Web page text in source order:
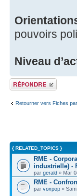
pouvoirs
Niveau
Répondre
Retourner vers Fiches
{ RELATED_TOPICS }
RME -
industrielle) -
par gerald » Mar
RME -
par voxpop »